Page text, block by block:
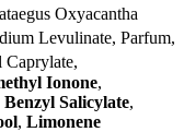
Oxyacantha
Levulinate, Parfum,
Caprylate,
Ionone,
Benzyl Salicylate,
, Limonene